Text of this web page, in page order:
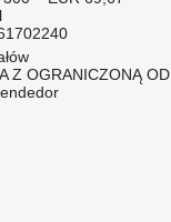
Z OGRANICZONĄ